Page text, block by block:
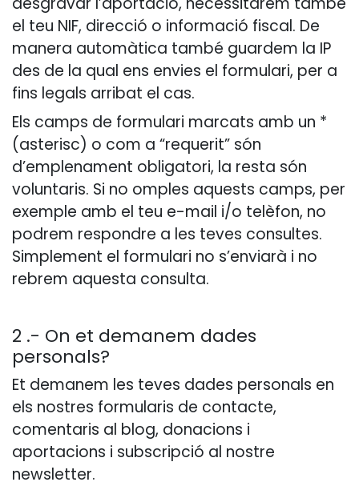
el teu NIF, direcció o informació fiscal. De
manera automàtica també guardem la IP
des de la qual ens envies el formulari, per a
fins legals arribat el cas.
Els camps de formulari marcats amb un *
(asterisc) o com a “requerit” són
d’emplenament obligatori, la resta són
voluntaris. Si no omples aquests camps, per
exemple amb el teu e-mail i/o telèfon, no
podrem respondre a les teves consultes.
Simplement el formulari no s’enviarà i no
rebrem aquesta consulta.
2 .- On et demanem dades
personals?
Et demanem les teves dades personals en
els nostres formularis de contacte,
comentaris al blog, donacions i
aportacions i subscripció al nostre
newsletter.